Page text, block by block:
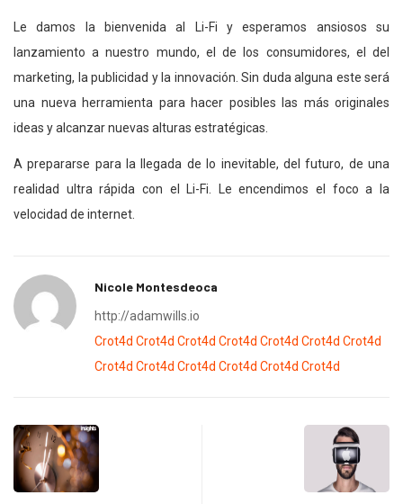
Le damos la bienvenida al Li-Fi y esperamos ansiosos su
lanzamiento a nuestro mundo, el de los consumidores, el del
marketing, la publicidad y la innovación. Sin duda alguna este será
una nueva herramienta para hacer posibles las más originales
ideas y alcanzar nuevas alturas estratégicas.
A prepararse para la llegada de lo inevitable, del futuro, de una
realidad ultra rápida con el Li-Fi. Le encendimos el foco a la
velocidad de internet.
Nicole Montesdeoca
http://adamwills.io
Crot4d Crot4d Crot4d Crot4d Crot4d Crot4d Crot4d
Crot4d Crot4d Crot4d Crot4d Crot4d Crot4d